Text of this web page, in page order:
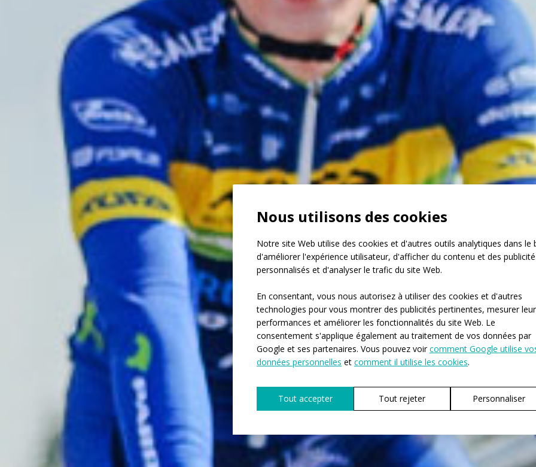
Nous utilisons des cookies
Notre site Web utilise des cookies et d'autres outils analytiques dans le
d'améliorer l'expérience utilisateur, d'afficher du contenu et des
personnalisés et d'analyser le trafic du site Web.
En consentant, vous nous autorisez à utiliser des cookies et d'autres
technologies pour vous montrer des publicités pertinentes, mesurer
performances et améliorer les fonctionnalités du site Web. Le
consentement s'applique également au traitement de vos données par
Google et ses partenaires. Vous pouvez voircomment Google utilise
données personnelles et comment il utilise les cookies.
Tout accepter Tout rejeter Personnaliser